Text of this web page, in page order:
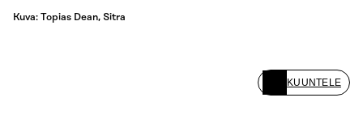
Kuva: Topias Dean, Sitra
KUUNTELE